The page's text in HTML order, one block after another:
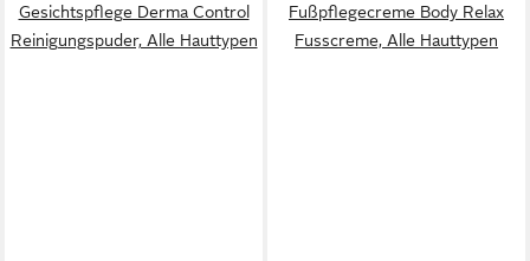
Gesichtspflege Derma Control
Reinigungspuder, Alle Hauttypen
Fußpflegecreme Body Relax
Fusscreme, Alle Hauttypen